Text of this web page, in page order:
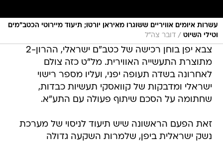
עשרות איומים אוויריים ששוגרו מאיראן יורטו; תיעוד מיירוטי הכטב״מים
וטילי השיוט / דובר צה"ל
צבא יפן בוחן רכישה של כטב"ם ישראלי, ההרון-2
מתוצרת התעשייה האווירית. מל"ט כזה צולם
לאחרונה בשדה תעופה יפני, ועליו מספר רישוי
ישראלי ומדבקות של קוואסקי תעשיות כבדות,
שחתומה על הסכם שיתוף פעולה עם התע"א.
זאת הפעם הראשונה שיש תיעוד לניסוי של מערכת
נשק ישראלית ביפן, שלמרות השקעה גדולה